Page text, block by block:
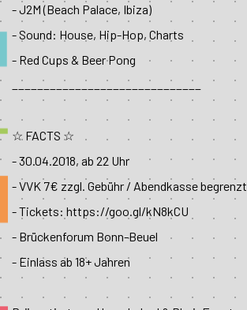
- J2M (Beach Palace, Ibiza)
- Sound: House, Hip-Hop, Charts
- Red Cups & Beer Pong
__________________________
____
☆ FACTS ☆
- 30.04.2018, ab 22 Uhr
- VVK 7€ zzgl. Gebühr / Abendkasse begrenzt
- Tickets: https://goo.gl/kN8kCU
- Brückenforum Bonn-Beuel
- Einlass ab 18+ Jahren